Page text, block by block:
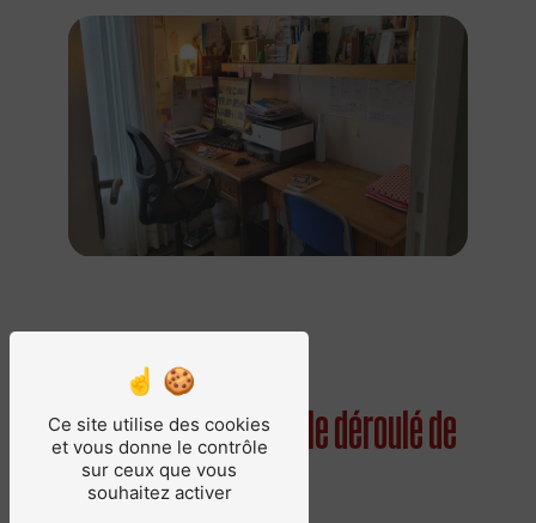
Découvrez en images le déroulé de
nos cours d'anglais
Ce site utilise des cookies
et vous donne le contrôle
sur ceux que vous
souhaitez activer